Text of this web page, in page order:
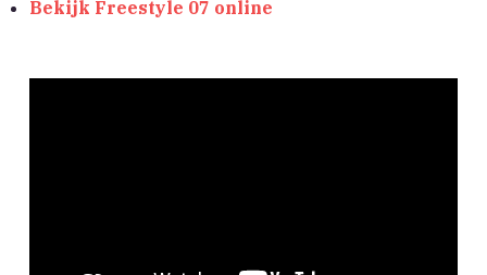
Bekijk Freestyle 07 online